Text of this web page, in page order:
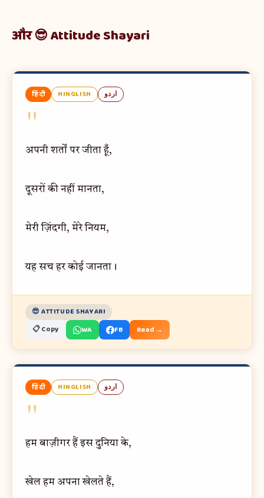
और 😎 Attitude Shayari
हिंदी HINGLISH اردو
"
अपनी शर्तों पर जीता हूँ,
दूसरों की नहीं मानता,
मेरी ज़िंदगी, मेरे नियम,
यह सच हर कोई जानता।
😎 ATTITUDE SHAYARI
📋 Copy WA FB Read →
हिंदी HINGLISH اردو
"
हम बाज़ीगर हैं इस दुनिया के,
खेल हम अपना खेलते हैं,